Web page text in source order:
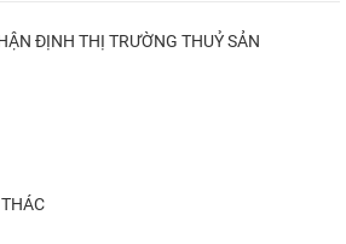
ĐỊNH THỊ TRƯỜNG THUỶ SẢN